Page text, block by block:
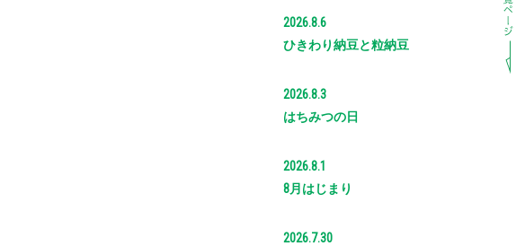
2026.8.6
ひきわり納豆と粒納豆
2026.8.3
はちみつの日
2026.8.1
8月はじまり
2026.7.30